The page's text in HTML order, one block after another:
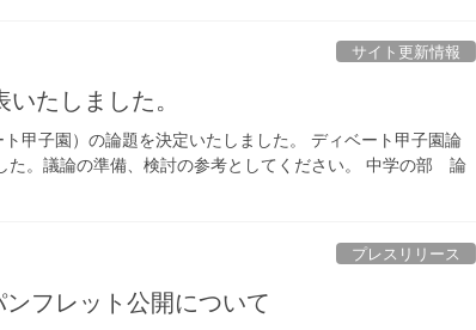
サイト更新情報
たしました。
甲子園）の論題を決定いたしました。 ディベート甲子園論
た。議論の準備、検討の参考としてください。 中学の部 論
プレスリリース
フレット公開について